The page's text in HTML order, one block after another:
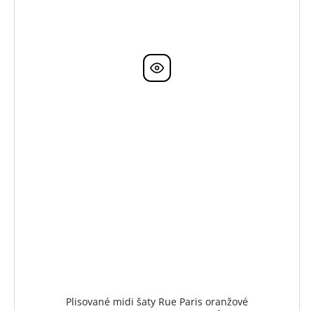
Plisované midi šaty Rue Paris oranžové